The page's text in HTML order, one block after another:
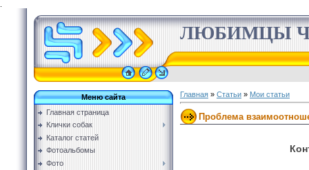
ЛЮБИМЦЫ
Меню сайта
Главная страница
Клички собак
Каталог статей
Фотоальбомы
Фото
Главная » Статьи » Мои статьи
Проблема